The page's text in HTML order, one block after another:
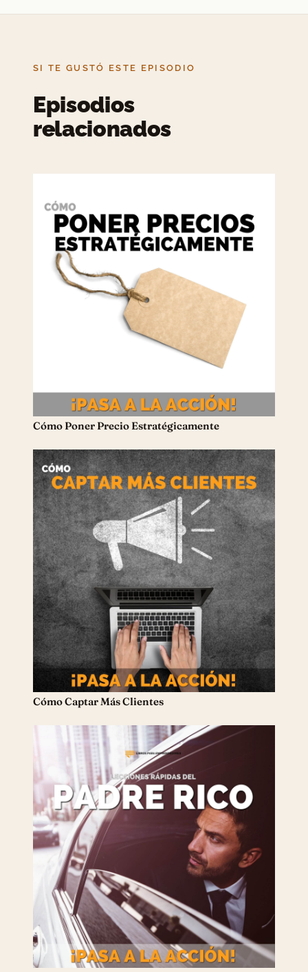
SI TE GUSTÓ ESTE EPISODIO
Episodios
relacionados
Cómo Poner Precio Estratégicamente
Cómo Captar Más Clientes